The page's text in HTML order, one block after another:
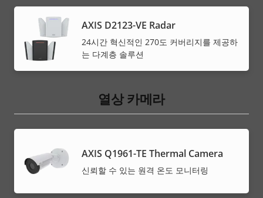
AXIS D2123-VE Radar
24시간 혁신적인 270도 커버리지를 제공하
는 다계층 솔루션
열상 카메라
AXIS Q1961-TE Thermal Camera
신뢰할 수 있는 원격 온도 모니터링